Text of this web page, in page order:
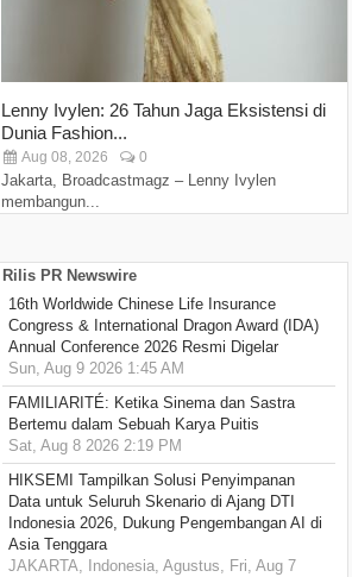
Lenny Ivylen: 26 Tahun Jaga Eksistensi di
Dunia Fashion...
Aug 08, 2026 0
Jakarta, Broadcastmagz – Lenny Ivylen
membangun...
Rilis PR Newswire
16th Worldwide Chinese Life Insurance
Congress & International Dragon Award (IDA)
Annual Conference 2026 Resmi Digelar
Sun, Aug 9 2026 1:45 AM
FAMILIARITÉ: Ketika Sinema dan Sastra
Bertemu dalam Sebuah Karya Puitis
Sat, Aug 8 2026 2:19 PM
HIKSEMI Tampilkan Solusi Penyimpanan
Data untuk Seluruh Skenario di Ajang DTI
Indonesia 2026, Dukung Pengembangan AI di
Asia Tenggara
JAKARTA, Indonesia, Agustus, Fri, Aug 7